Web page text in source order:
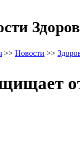
>> Новости >>